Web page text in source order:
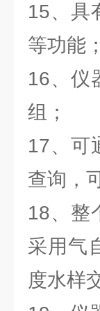
15、具
等功能；
16、仪
组；
17、可
查询，
18、整
采用气
度水样